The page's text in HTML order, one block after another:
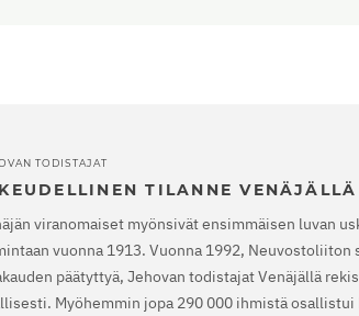
TODISTAJAT
TILANNE VENÄJÄLLÄ
viranomaiset myönsivät ensimmäisen luvan
vuonna 1913. Vuonna 1992, Neuvostoliiton
päätyttyä, Jehovan todistajat Venäjällä
Myöhemmin jopa 290 000 ihmistä osallistui